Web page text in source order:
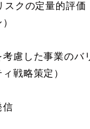
スクの定量的評価
慮した事業のバ
戦略策定）
信